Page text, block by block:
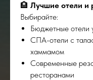
🏨 Лучшие отели и
Выбирайте:
Бюджетные отели
СПА-отели с
хаммамом
Современные
ресторанами